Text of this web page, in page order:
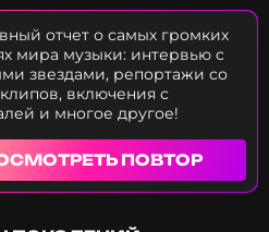
отчет о самых громких
мира музыки: интервью с
звездами, репортажи со
включения с
и многое другое!
ПОВТОР